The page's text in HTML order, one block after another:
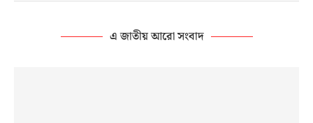
এ জাতীয় আরো সংবাদ